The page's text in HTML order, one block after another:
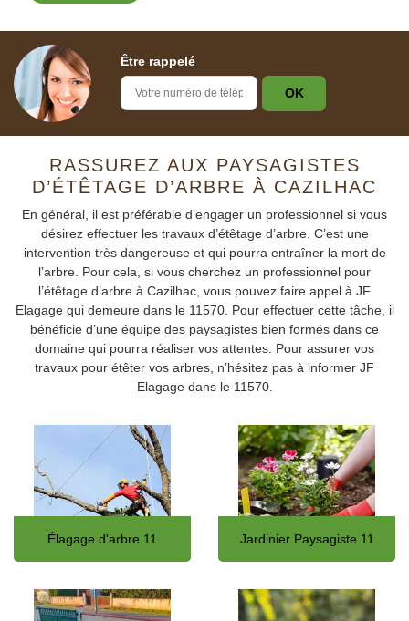
Être rappelé
RASSUREZ AUX PAYSAGISTES
D’ÉTÊTAGE D’ARBRE À CAZILHAC
En général, il est préférable d’engager un professionnel si vous
désirez effectuer les travaux d’étêtage d’arbre. C’est une
intervention très dangereuse et qui pourra entraîner la mort de
l’arbre. Pour cela, si vous cherchez un professionnel pour
l’étêtage d’arbre à Cazilhac, vous pouvez faire appel à JF
Elagage qui demeure dans le 11570. Pour effectuer cette tâche, il
bénéficie d’une équipe des paysagistes bien formés dans ce
domaine qui pourra réaliser vos attentes. Pour assurer vos
travaux pour étêter vos arbres, n’hésitez pas à informer JF
Elagage dans le 11570.
Élagage d'arbre 11 Jardinier Paysagiste 11